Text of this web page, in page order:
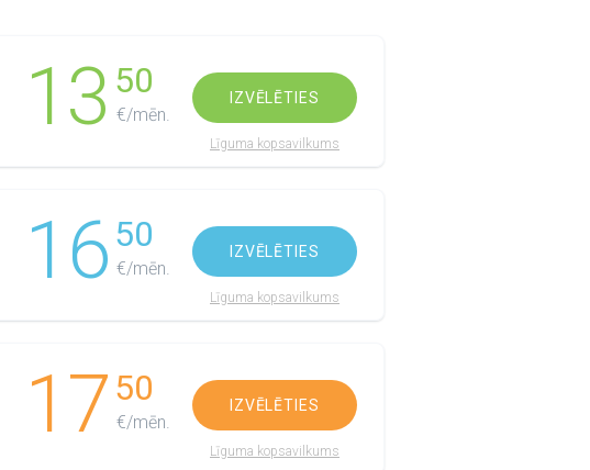
13 50
€/mēn.
IZVĒLĒTIES
Līguma kopsavilkums
16 50
€/mēn.
IZVĒLĒTIES
Līguma kopsavilkums
17 50
€/mēn.
IZVĒLĒTIES
Līguma kopsavilkums